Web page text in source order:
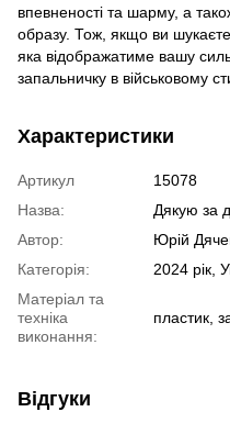
впевненості та шарму, а
образу. Тож, якщо ви шукаєте
яка відображатиме вашу
запальничку в військовому
Характеристики
Артикул
15078
Назва:
Дякую за
Автор:
Юрій
Категорія:
2024 рік,
Матеріал та
техніка
виконання:
пластик,
Відгуки